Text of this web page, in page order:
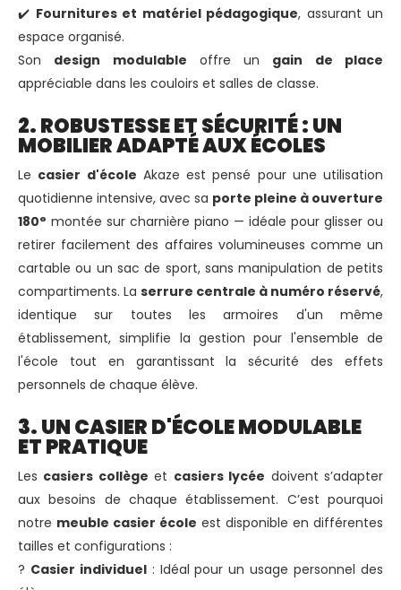
✔️ Fournitures et matériel pédagogique, assurant un
espace organisé.
Son design modulable offre un gain de place
appréciable dans les couloirs et salles de classe.
2. ROBUSTESSE ET SÉCURITÉ : UN
MOBILIER ADAPTÉ AUX ÉCOLES
Le casier d'école Akaze est pensé pour une utilisation
quotidienne intensive, avec sa porte pleine à ouverture
180° montée sur charnière piano — idéale pour glisser ou
retirer facilement des affaires volumineuses comme un
cartable ou un sac de sport, sans manipulation de petits
compartiments. La serrure centrale à numéro réservé,
identique sur toutes les armoires d'un même
établissement, simplifie la gestion pour l'ensemble de
l'école tout en garantissant la sécurité des effets
personnels de chaque élève.
3. UN CASIER D'ÉCOLE MODULABLE
ET PRATIQUE
Les casiers collège et casiers lycée doivent s’adapter
aux besoins de chaque établissement. C’est pourquoi
notre meuble casier école est disponible en différentes
tailles et configurations :
? Casier individuel: Idéal pour un usage personnel des